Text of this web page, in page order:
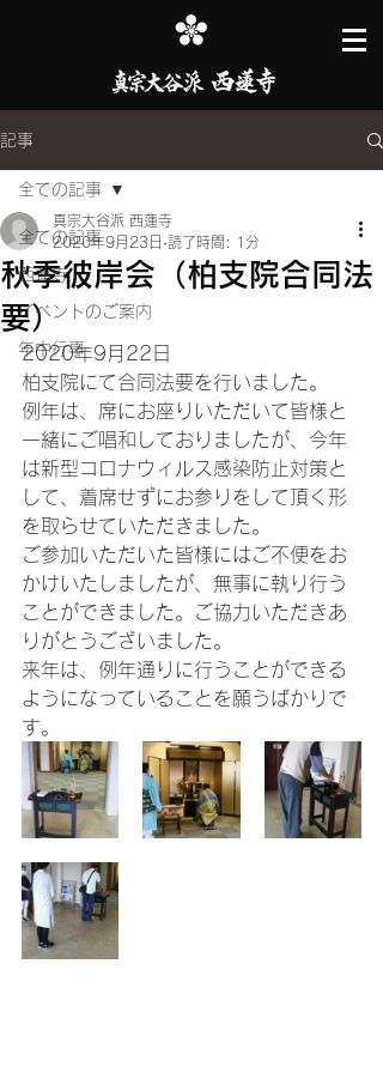
記事
全ての記事
西蓮寺
イベントのご案内
年中行事
全ての記事
秋季彼岸会（柏支院合同法
要）
真宗大谷派 西蓮寺
2020年9月23日 読了時間: 1分
2020年9月22日
柏支院にて合同法要を行いました。
例年は、席にお座りいただいて皆様と
一緒にご唱和しておりましたが、今年
は新型コロナウィルス感染防止対策と
して、着席せずにお参りをして頂く形
を取らせていただきました。
ご参加いただいた皆様にはご不便をお
かけいたしましたが、無事に執り行う
ことができました。ご協力いただきあ
りがとうございました。
来年は、例年通りに行うことができる
ようになっていることを願うばかりで
す。